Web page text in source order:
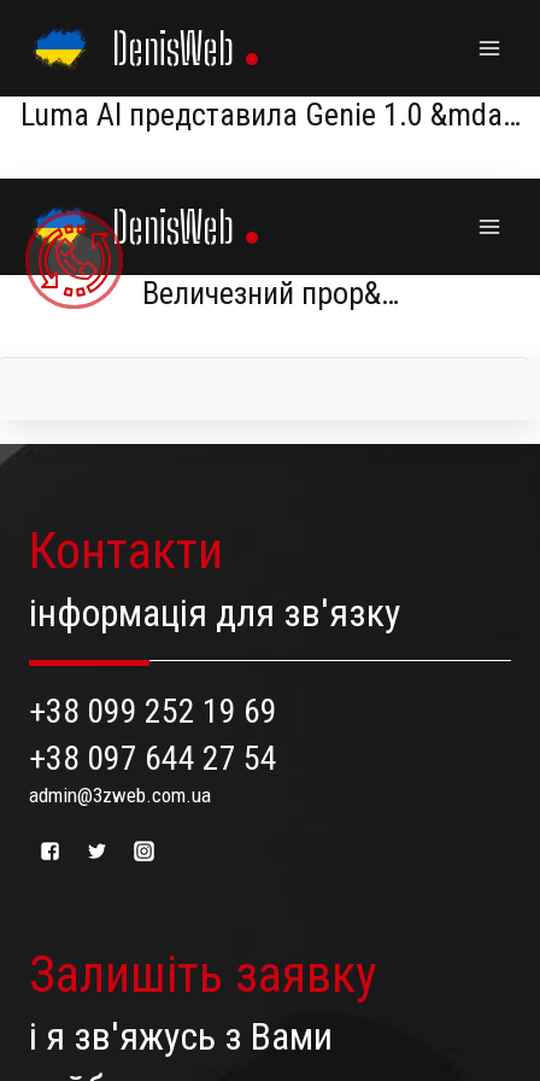
content
DenisWeb
Luma AI представила Genie 1.0 &mda…
Контакти
інформація для зв'язку
+38 099 252 19 69
+38 097 644 27 54
admin@3zweb.com.ua
Залишіть заявку
і я зв'яжусь з Вами